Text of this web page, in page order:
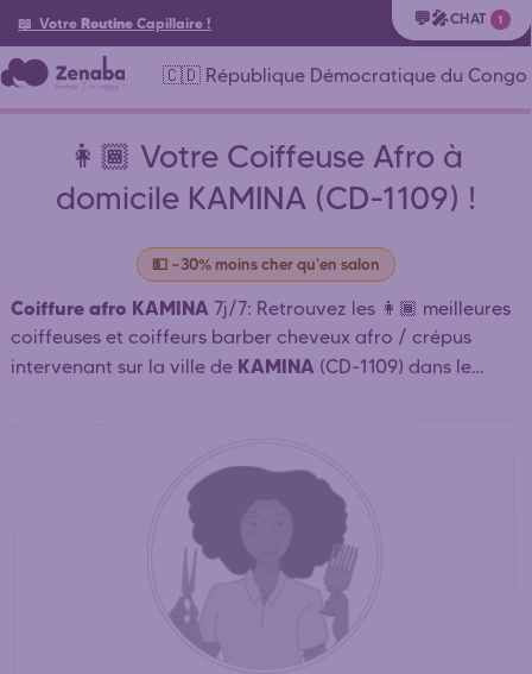
📖 Votre Routine Capillaire !
🇨🇩 République Démocratique du Congo
👩🏾 Votre Coiffeuse Afro à
domicile KAMINA (CD-1109) !
💵 ~30% moins cher qu'en salon
Coiffure afro KAMINA 7j/7: Retrouvez les 👩🏾 meilleures
coiffeuses et coiffeurs barber cheveux afro / crépus
intervenant sur la ville de KAMINA (CD-1109) dans le
relation rapide. Réservation simple et rapide. Prenez
rendez-vous en ligne 24h/24 Contactez directement les
coiffeuses afro les plus proches de votre domicile pour
une coupe afro / africaine pas chère. ( 30% moins cher
qu'en salon de coiffure afro)
💬🎤CHAT 1